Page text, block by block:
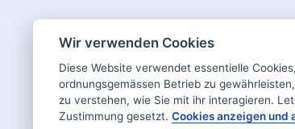
Wir verwenden Cookies
Diese Website verwendet essentielle
ordnungsgemässen Betrieb zu
zu verstehen, wie Sie mit ihr interagieren.
Zustimmung gesetzt. Cookies anzeigen und